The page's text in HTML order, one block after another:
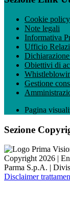
Cookie policy
Note legali
Informativa
Ufficio
Obiettivi di
Gestione
Pagina
Sezione
Copyright 2026 |
Parma S.p.A. |
Disclaimer